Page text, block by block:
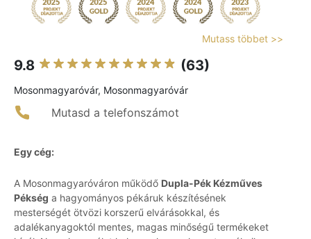
Mutass többet >>
9.8 (63)
Mosonmagyaróvár, Mosonmagyaróvár
Mutasd a telefonszámot
Egy cég:
A Mosonmagyaróváron működő Dupla-Pék Kézműves
Pékség a hagyományos pékáruk készítésének
mesterségét ötvözi korszerű elvárásokkal, és
adalékanyagoktól mentes, magas minőségű termékeket